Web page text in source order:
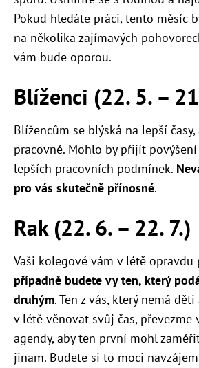
Pokud hledáte práci, tento měsíc
na několika zajímavých
vám bude oporou.
Blíženci (22. 5. –
Blížencům se blýská na lepší
pracovně. Mohlo by přijít
lepších pracovních podmínek.
pro vás skutečně přínosné.
Rak (22. 6. – 22. 7.)
Vaši kolegové vám v létě opravdu
případně budete vy ten, který
druhým. Ten z vás, který nemá
v létě věnovat svůj čas, převezme
agendy, aby ten první mohl
jinam. Budete si to moci